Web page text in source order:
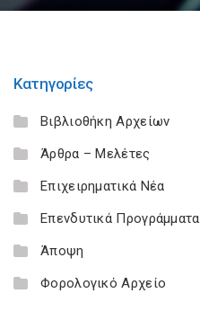
Κατηγορίες
Βιβλιοθήκη Αρχείων
Άρθρα – Μελέτες
Επιχειρηματικά Νέα
Επενδυτικά Προγράμματα
Άποψη
Φορολογικό Αρχείο